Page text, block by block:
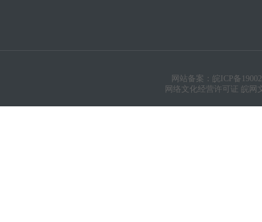
网站备案：皖ICP备
网络文化经营许可证 皖网